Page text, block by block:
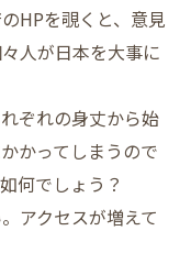
HPを覗くと、意見
人が日本を大事に
ぞれの身丈から始
かってしまうので
何でしょう？
アクセスが増えて